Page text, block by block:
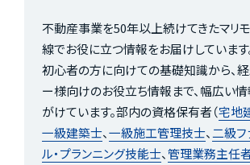
不動産事業を50年以上続けてきたマリ
線でお役に立つ情報をお届けしていま
初心者の方に向けての基礎知識から、
ー様向けのお役立ち情報まで、幅広い
がけています。部内の資格保有者（宅地
一級建築士、一級施工管理技士、 二級フ
ル・プランニング技能士、管理業務主任